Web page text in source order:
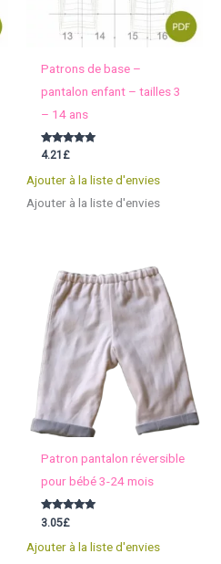
Patrons de base –
pantalon enfant – tailles 3
– 14 ans
Note
4.21 £
Ajouter à la liste d'envies
Ajouter à la liste d'envies
Patron pantalon réversible
pour bébé 3-24 mois
Note
5.00
3.05£
Ajouter à la liste d'envies